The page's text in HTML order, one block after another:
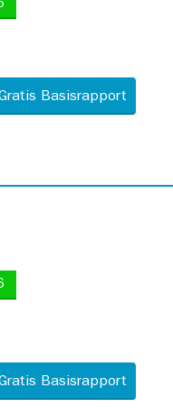
Basisrapport
Basisrapport